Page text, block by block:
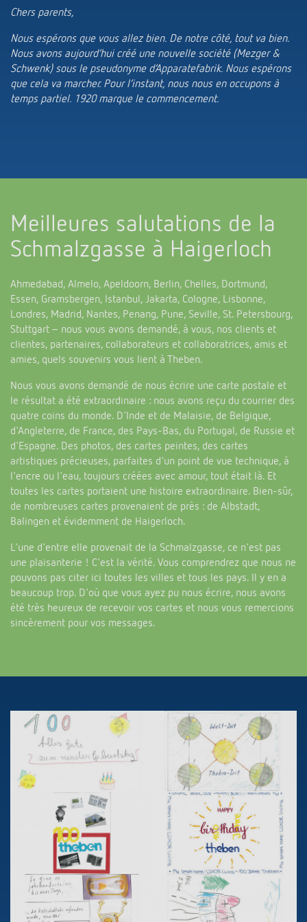
Régulation de chauffage
Accessoires
Systèmes KNX
Détecteurs de présence et de mouvement
Commutation et variation fiables des LED
Régulation de la température
Références
Application de Theben
Télérupteur impulsionnel OKTO de Theben
Catalogues et prospectus
Commande de catalogue
Séminaires techniques et formation online
Nouveautés
Salons professionnels
Associations
Environnement
Design
Historique
Contact
Hotline
Interlocuteur
Itineraire
Recherche de produits
Médiathèque
Chers parents,
Nous espérons que vous allez bien. De notre côté, tout va bien.
Nous avons aujourd’hui créé une nouvelle société (Mezger &
Schwenk) sous le pseudonyme d’Apparatefabrik. Nous espérons
que cela va marcher. Pour l’instant, nous nous en occupons à
temps partiel. 1920 marque le commencement.
Meilleures salutations de la
Schmalzgasse à Haigerloch
Ahmedabad, Almelo, Apeldoorn, Berlin, Chelles, Dortmund,
Essen, Gramsbergen, Istanbul, Jakarta, Cologne, Lisbonne,
Londres, Madrid, Nantes, Penang, Pune, Seville, St. Petersbourg,
Stuttgart – nous vous avons demandé, à vous, nos clients et
clientes, partenaires, collaborateurs et collaboratrices, amis et
amies, quels souvenirs vous lient à Theben.
Nous vous avons demandé de nous écrire une carte postale et
le résultat a été extraordinaire : nous avons reçu du courrier des
quatre coins du monde. D'Inde et de Malaisie, de Belgique,
d'Angleterre, de France, des Pays-Bas, du Portugal, de Russie et
d'Espagne. Des photos, des cartes peintes, des cartes
artistiques précieuses, parfaites d'un point de vue technique, à
l'encre ou l'eau, toujours créées avec amour, tout était là. Et
toutes les cartes portaient une histoire extraordinaire. Bien-sûr,
de nombreuses cartes provenaient de près : de Albstadt,
Balingen et évidemment de Haigerloch.
L'une d'entre elle provenait de la Schmalzgasse, ce n'est pas
une plaisanterie ! C'est la vérité. Vous comprendrez que nous ne
pouvons pas citer ici toutes les villes et tous les pays. Il y en a
beaucoup trop. D'où que vous ayez pu nous écrire, nous avons
été très heureux de recevoir vos cartes et nous vous remercions
sincèrement pour vos messages.